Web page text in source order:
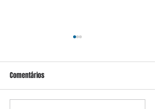
Conceição
Comentários